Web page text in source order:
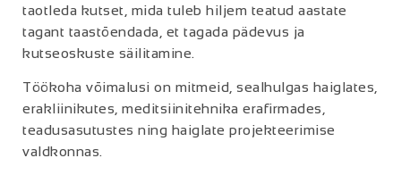
taotleda kutset, mida tuleb hiljem teatud aastate
tagant taastõendada, et tagada pädevus ja
kutseoskuste säilitamine.
Töökoha võimalusi on mitmeid, sealhulgas haiglates,
erakliinikutes, meditsiinitehnika erafirmades,
teadusasutustes ning haiglate projekteerimise
valdkonnas.